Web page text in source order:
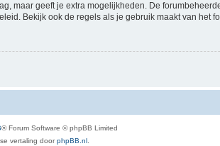
maar geeft je extra mogelijkheden. De
Bekijk ook de regels als je gebruik maakt van het
® Forum Software © phpBB Limited
vertaling doorphpBB.nl.